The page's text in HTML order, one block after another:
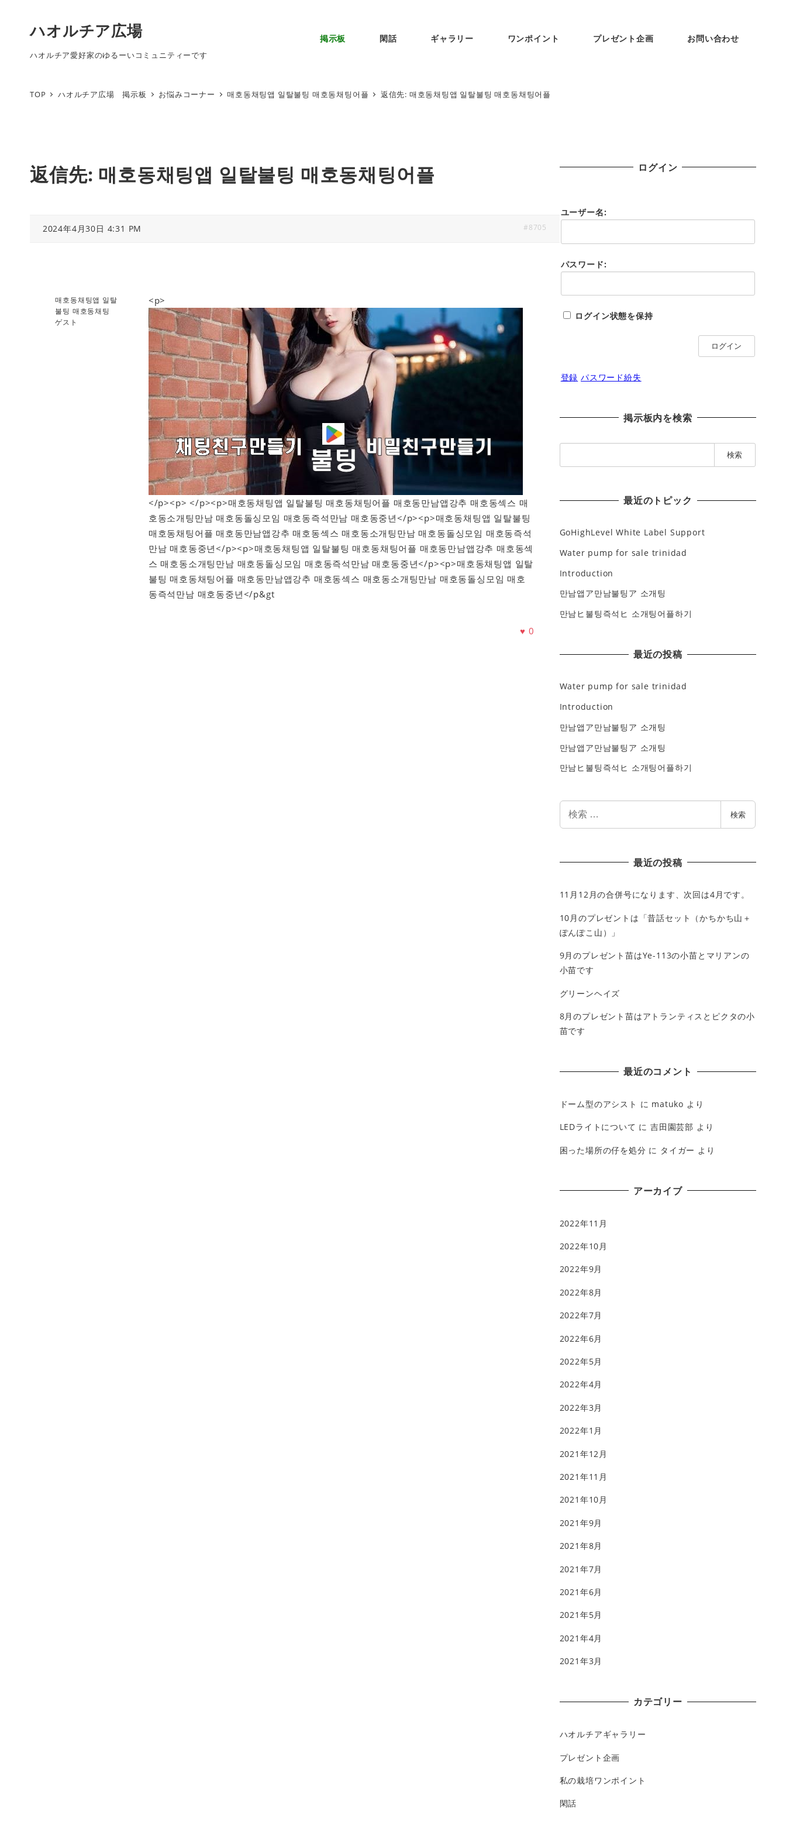
ハオルチア広場
ハオルチア愛好家のゆるーいコミュニティーです
掲示板 閑話 ギャラリー ワンポイント プレゼント企画 お問い合わせ
TOP ハオルチア広場 掲示板 お悩みコーナー 매호동채팅앱 일탈불팅 매호동채팅어플 返信先: 매호동채팅앱 일탈불팅 매호동채팅어플
返信先: 매호동채팅앱 일탈불팅 매호동채팅어플
2024年4月30日 4:31 PM #8705
매호동채팅앱 일탈
불팅 매호동채팅
ゲスト
<p>
</p><p> </p><p>매호동채팅앱 일탈불팅 매호동채팅어플 매호동만남앱강추 매호동섹스 매
호동소개팅만남 매호동돌싱모임 매호동즉석만남 매호동중년</p><p>매호동채팅앱 일탈불팅
매호동채팅어플 매호동만남앱강추 매호동섹스 매호동소개팅만남 매호동돌싱모임 매호동즉석
만남 매호동중년</p><p>매호동채팅앱 일탈불팅 매호동채팅어플 매호동만남앱강추 매호동섹
스 매호동소개팅만남 매호동돌싱모임 매호동즉석만남 매호동중년</p><p>매호동채팅앱 일탈
불팅 매호동채팅어플 매호동만남앱강추 매호동섹스 매호동소개팅만남 매호동돌싱모임 매호
동즉석만남 매호동중년</p&gt
♥ 0
ログイン
ユーザー名:
パスワード:
ログイン状態を保持
ログイン
登録 パスワード紛失
掲示板内を検索
索
最近のトピック
GoHighLevel White Label Support
Water pump for sale trinidad
Introduction
만남앱ア만남불팅ア 소개팅
만남ヒ불팅즉석ヒ 소개팅어플하기
最近の投稿
Water pump for sale trinidad
Introduction
만남앱ア만남불팅ア 소개팅
만남앱ア만남불팅ア 소개팅
만남ヒ불팅즉석ヒ 소개팅어플하기
検索
最近の投稿
11月12月の合併号になります、次回は4月です。
10月のプレゼントは「昔話セット（かちかち山＋
ぽんぽこ山）」
9月のプレゼント苗はYe-113の小苗とマリアンの
小苗です
グリーンヘイズ
8月のプレゼント苗はアトランティスとピクタの小
苗です
最近のコメント
ドーム型のアシスト に matuko より
LEDライトについて に吉田園芸部 より
困った場所の仔を処分 に タイガー より
アーカイブ
2022年11月
2022年10月
2022年9月
2022年8月
2022年7月
2022年6月
2022年5月
2022年4月
2022年3月
2022年1月
2021年12月
2021年11月
2021年10月
2021年9月
2021年8月
2021年7月
2021年6月
2021年5月
2021年4月
2021年3月
カテゴリー
ハオルチアギャラリー
プレゼント企画
私の栽培ワンポイント
閑話